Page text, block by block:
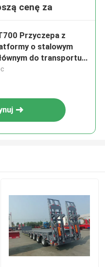
cenę za
Przyczepa z
o stalowym
do transportu